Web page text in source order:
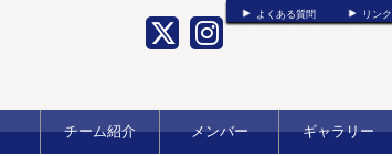
よくある質問 リンク
チーム紹介 メンバー ギャラリー